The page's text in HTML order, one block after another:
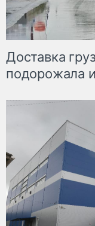
Доставка
подорожала